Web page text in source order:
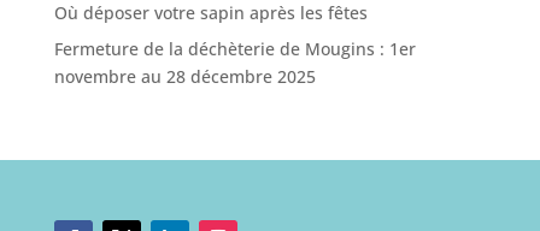
Où déposer votre sapin après les fêtes
Fermeture de la déchèterie de Mougins : 1er
novembre au 28 décembre 2025